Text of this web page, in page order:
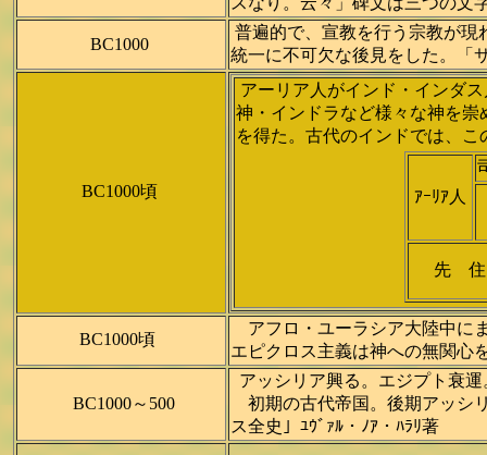
BC1000
普遍的で、宣教を行う宗教が現
統一に不可欠な後見をした。「
BC1000頃
アーリア人がインド・インダ
神・インドラなど様々な神を
を得た。古代のインドでは、
ｱｰﾘｱ人
先
BC1000頃
アフロ・ユーラシア大陸中に
エピクロス主義は神への無関心
BC1000～500
アッシリア興る。エジプト衰
初期の古代帝国。後期アッシ
ス全史」ﾕｳﾞｧﾙ・ﾉｱ・ﾊﾗﾘ著